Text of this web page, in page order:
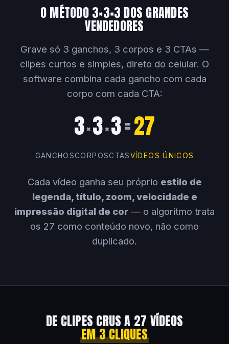
O MÉTODO 3×3×3 DOS GRANDES
VENDEDORES
Grave só 3 ganchos, 3 corpos e 3 CTAs —
clipes curtos e simples, direto do celular. O
software combina cada gancho com cada
corpo com cada CTA:
3×3×3=27
GANCHOSCORPOSCTASVÍDEOS ÚNICOS
Cada vídeo ganha seu próprio estilo de
legenda, título, zoom, velocidade e
impressão digital de cor — o algoritmo trata
os 27 como conteúdo novo, não como
duplicado.
DE CLIPES CRUS A 27 VÍDEOS
EM 3 CLIQUES